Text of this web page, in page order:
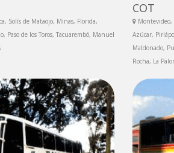
Solís de Mataojo, Minas, Florida,
Paso de los Toros, Tacuarembó, Manuel
COT
Azúcar,
Maldonado,
Rocha, La